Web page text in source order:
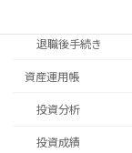
退職後手続き
資産運用帳
投資分析
投資成績